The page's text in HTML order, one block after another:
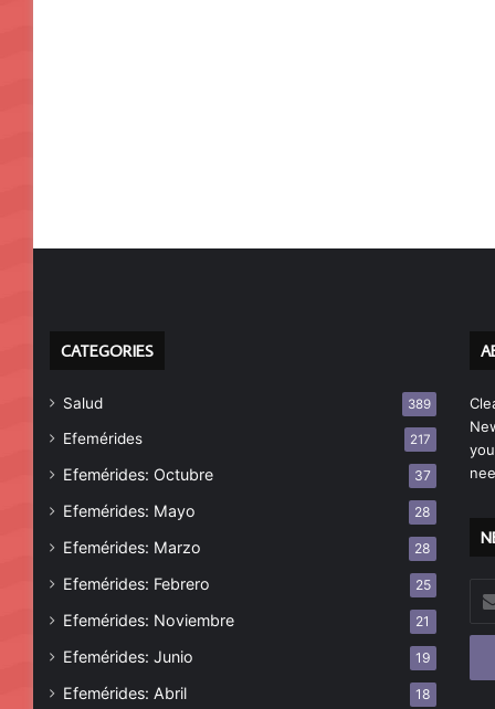
CATEGORIES
Salud 389
Efemérides 217
Efemérides: Octubre 37
Efemérides: Mayo 28
Efemérides: Marzo 28
Efemérides: Febrero 25
Efemérides: Noviembre 21
Efemérides: Junio 19
Efemérides: Abril 18
tu